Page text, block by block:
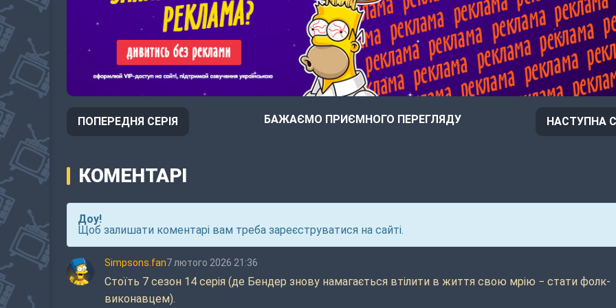
ПОПЕРЕДНЯ СЕРІЯ БАЖАЄМО ПРИЄМНОГО ПЕРЕГЛЯДУ НАСТУПНА
КОМЕНТАРІ
Доу!
Щоб залишати коментарі вам треба зареєструватися на сайті.
Simpsons.fan7 лютого 2026 21:36
Стоїть 7 сезон 14 серія (де Бендер знову намагається втілити в життя свою мрію − стати фолк-
виконавцем).